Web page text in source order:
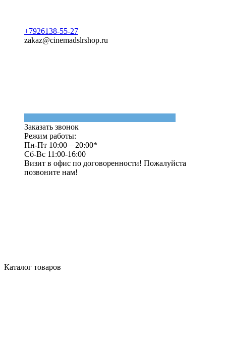
+7926138-55-27
zakaz@cinemadslrshop.ru
Заказать звонок
Режим работы:
Пн-Пт 10:00—20:00*
Сб-Вс 11:00-16:00
Визит в офис по договоренности! Пожалуйста
позвоните нам!
Каталог товаров